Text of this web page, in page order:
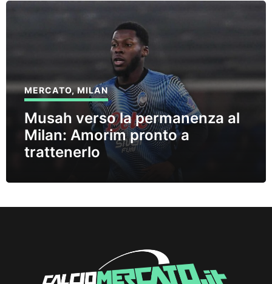
MERCATO,MILAN
Musah verso la permanenza al
Milan: Amorim pronto a
trattenerlo